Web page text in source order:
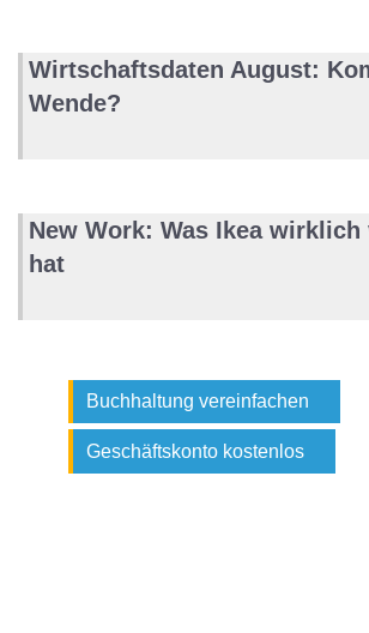
Wirtschaftsdaten August:
Wende?
New Work: Was Ikea wirklich
hat
Buchhaltung vereinfachen
Geschäftskonto kostenlos